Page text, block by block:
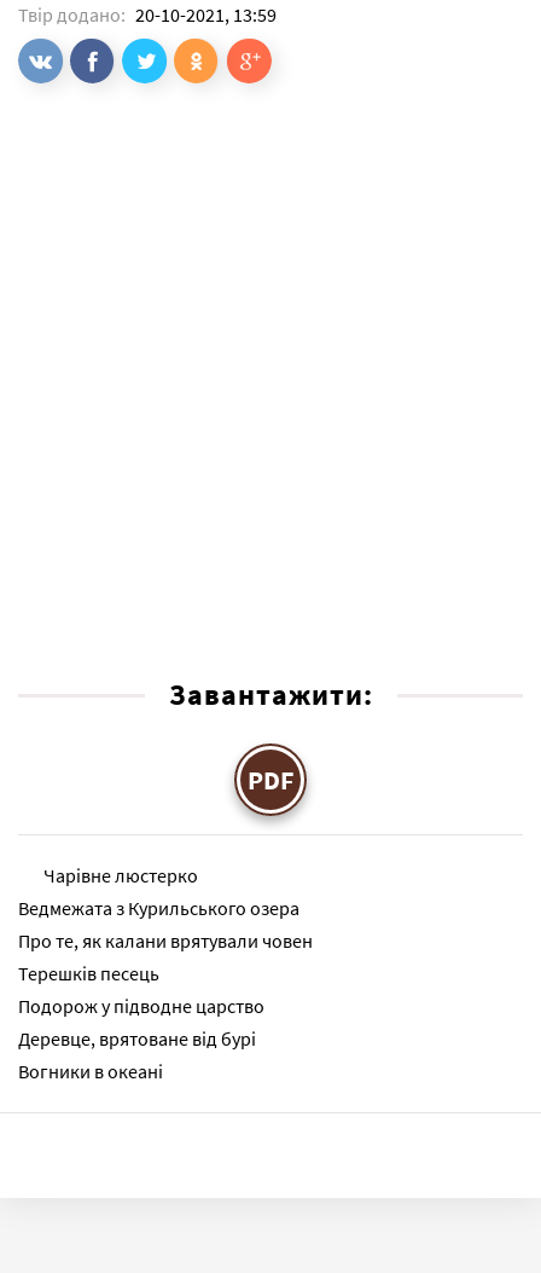
Твір додано: 20-10-2021, 13:59
Завантажити:
PDF
Чарівне люстерко
Ведмежата з Курильського озера
Про те, як калани врятували човен
Терешків песець
Подорож у підводне царство
Деревце, врятоване від бурі
Вогники в океані